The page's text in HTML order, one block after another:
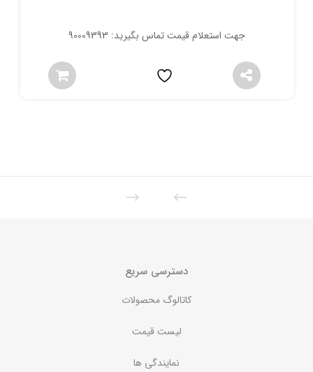
جهت استعلام قیمت تماس بگیرید: 90009393
دسترسی سریع
کاتالوگ محصولات
لیست قیمت
نمایندگی ها